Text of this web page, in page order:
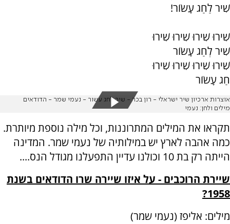
שִׁיר לַחַג עָשׂוֹר!
שִׁירוּ שִׁירוּ שִׁירוּ שִׁירוּ
שִׁיר לְחַג עָשׂוֹר
שִׁירוּ שִׁירוּ שִׁירוּ שִׁירוּ
חַג עָשׂוֹר
אוצרות ארכיון שיר ישראלי - רון בכר - שיר לחג עשור - נעמי שמר - הדודאים
מילים ולחן: נעמי
תקראו את המילים המתרוננות, וכל מילה נוספת מיותרת.
כמה אהבה לארץ יש במילותיה של נעמי שמר. המדינה
הייתה רק בת 10 וכולנו עדיין התפעלנו מגודל הנס....
שיירת הרוכבים - על איזו שיירה שרו הדודאים בשנת
1958?
מילים: אליפז (נעמי שמר)